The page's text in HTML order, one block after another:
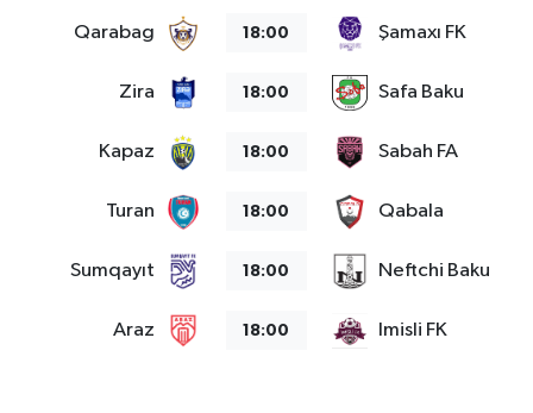
Qarabag 18:00 Şamaxı FK
Zira 18:00 Safa Baku
Kapaz 18:00 Sabah FA
Turan 18:00 Qabala
Sumqayıt 18:00 Neftchi Baku
Araz 18:00 Imisli FK